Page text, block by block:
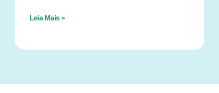
Leia Mais »